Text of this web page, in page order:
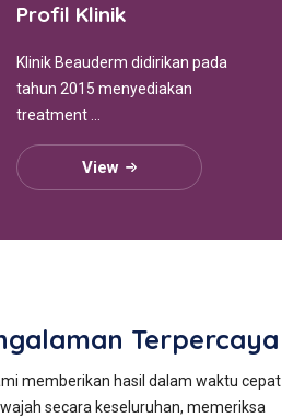
Profil Klinik
Klinik Beauderm didirikan pada
tahun 2015 menyediakan
treatment ...
View
Terpercaya
memberikan hasil dalam waktu cepat
secara keseluruhan, memeriksa